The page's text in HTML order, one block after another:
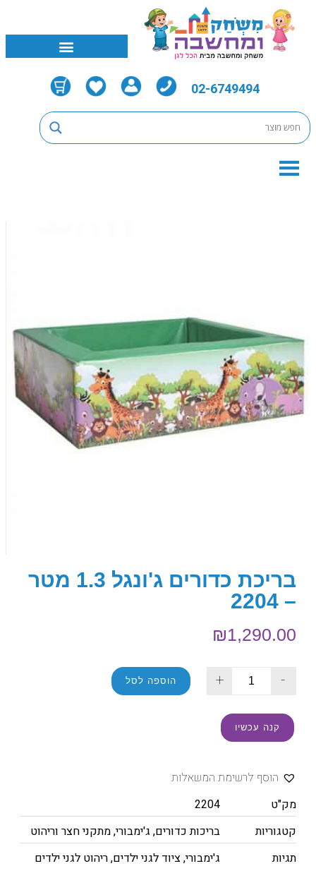
02-6749494
בריכת כדורים ג'ונגל 1.3 מטר
– 2204
₪1,290.00
-
+ הוספה לסל
קנה עכשיו
הוסף לרשימת המשאלות
מק"ט
2204
קטגוריות
בריכות כדורים, ג'ימבורי,מתקני חצר וריהוט
תגיות
ג'ימבורי,ציוד לגני ילדים,ריהוט לגני ילדים